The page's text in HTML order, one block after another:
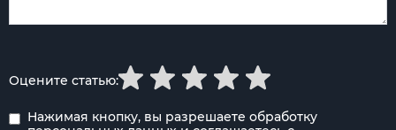
Нажимая кнопку, вы разрешаете обработку
Оцените статью: